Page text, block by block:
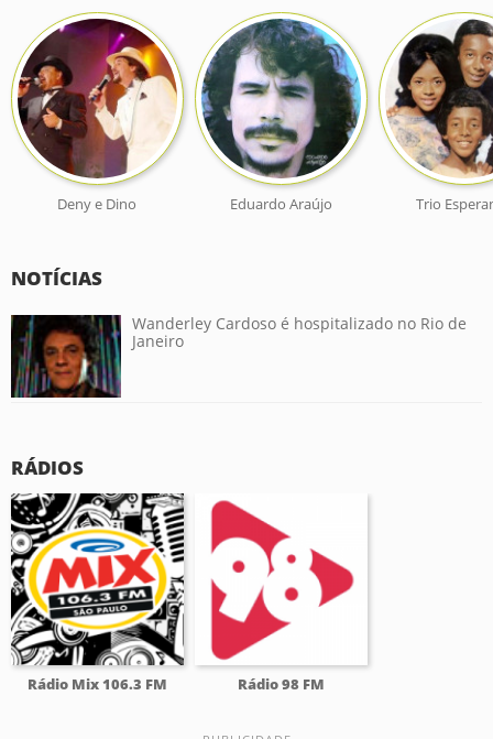
Deny e Dino Eduardo Araújo Trio
NOTÍCIAS
Wanderley Cardoso é hospitalizado no Rio de
Janeiro
RÁDIOS
Rádio Mix 106.3 FM Rádio 98 FM